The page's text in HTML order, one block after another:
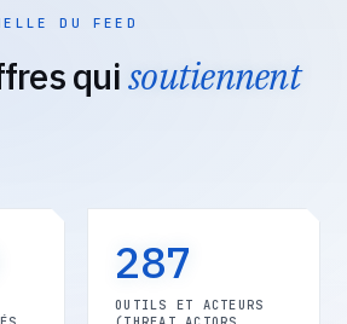
DU FEED
quisoutiennent
287
OUTILS ET ACTEURS